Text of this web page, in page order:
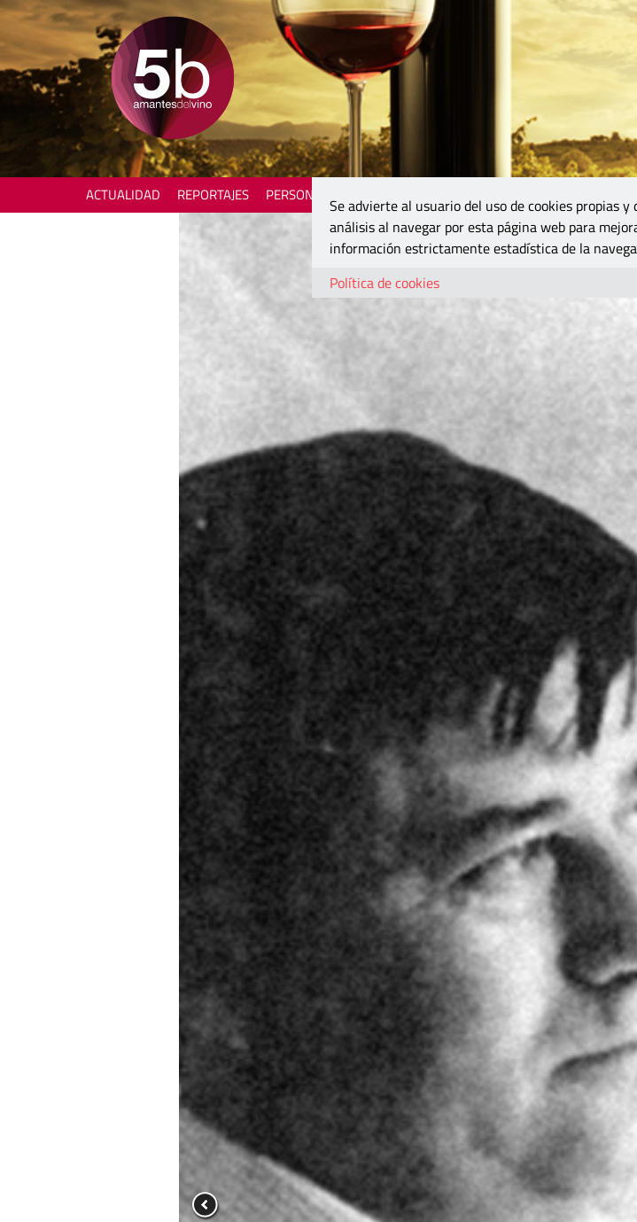
ACTUALIDAD REPORTAJES PERSONAJES
Se advierte al usuario del uso de cookies propias
análisis al navegar por esta página web para
información estrictamente estadística de la
Política de cookies